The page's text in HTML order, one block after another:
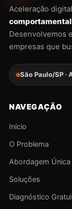
Aceleração
comportamental
Desenvolvemos
empresas que
São Paulo/SP
NAVEGAÇÃO
Início
O Problema
Abordagem Única
Soluções
Diagnóstico